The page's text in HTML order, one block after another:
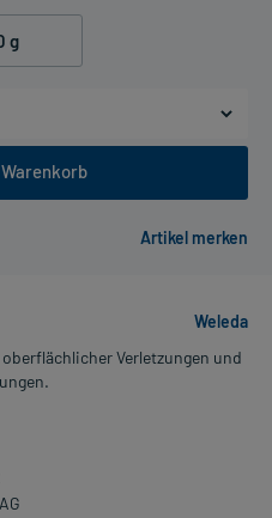
g
Weleda
Verletzungen und